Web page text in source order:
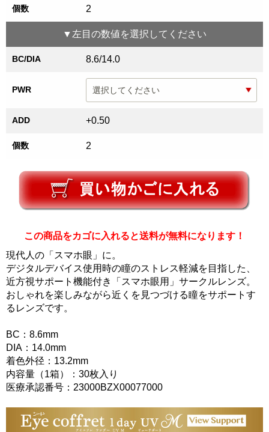
個数 2
▼ 左目 の数値を選択してください
BC/DIA 8.6/14.0
PWR
ADD +0.50
個数 2
この商品をカゴに入れると送料が無料になります！
現代人の「スマホ眼」に。
デジタルデバイス使用時の瞳のストレス軽減を目指した、
近方視サポート機能付き「スマホ眼用」サークルレンズ。
おしゃれを楽しみながら近くを見つづける瞳をサポートす
るレンズです。
BC：8.6mm
DIA：14.0mm
着色外径：13.2mm
内容量（1箱）：30枚入り
医療承認番号：23000BZX00077000